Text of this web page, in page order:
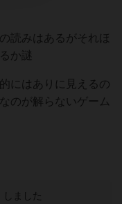
読みはあるがそれほ
か謎
にはありに見えるの
のが解らないゲーム
しました